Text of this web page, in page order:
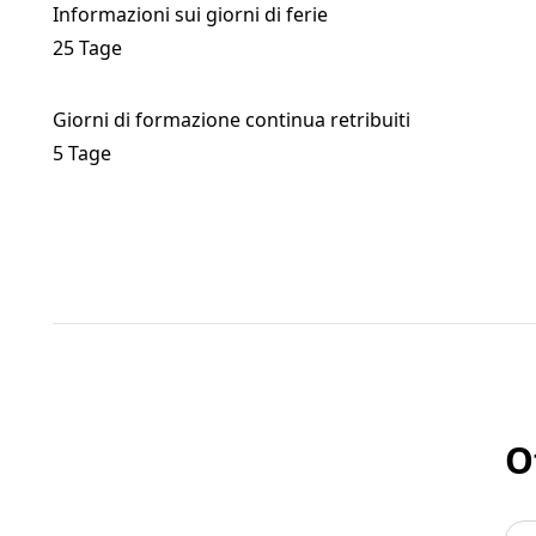
Informazioni sui giorni di ferie
25 Tage
Giorni di formazione continua retribuiti
5 Tage